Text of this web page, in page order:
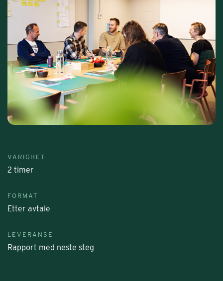
VARIGHET
2 timer
FORMAT
Etter avtale
LEVERANSE
Rapport med neste steg